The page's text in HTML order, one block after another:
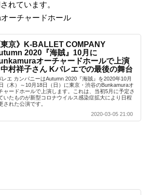
れています。
ーチャードホール
東京》K-BALLET COMPANY
2020『海賊』10月に
オーチャードホールで上演
中村祥子さん Kバレエでの最後の舞台
レエ カンパニーはAutumn 2020『海賊』を2020年10月
（木）～10月18日（日）に東京・渋谷のBunkamuraオ
ャードホールで上演します。これは、当初5月に予定さ
いたものが新型コロナウイルス感染症拡大により日程
された公演です。
2020-03-05 21:00